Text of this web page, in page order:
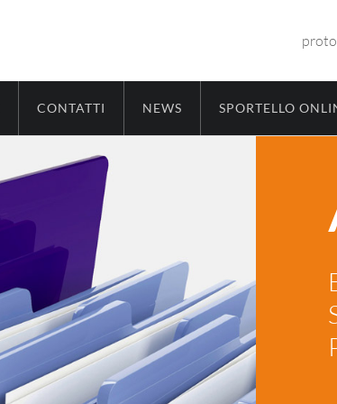
CONTATTI NEWS SPORTELLO